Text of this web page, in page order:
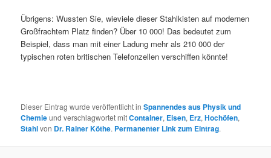
Übrigens: Wussten Sie, wieviele dieser Stahlkisten auf modernen
Großfrachtern Platz finden? Über 10 000! Das bedeutet zum
Beispiel, dass man mit einer Ladung mehr als 210 000 der
typischen roten britischen Telefonzellen verschiffen könnte!
Dieser Eintrag wurde veröffentlicht inSpannendes aus Physik und
Chemieund verschlagwortet mitContainer, Eisen, Erz,Hochöfen,
Stahlvon Dr. Rainer Köthe. Permanenter Link zum Eintrag.